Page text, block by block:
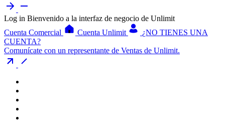
Log in Bienvenido a la interfaz de negocio de Unlimit
Cuenta Comercial
Cuenta Unlimit
¿NO TIENES UNA
CUENTA?
Comunícate con un representante de Ventas de Unlimit.